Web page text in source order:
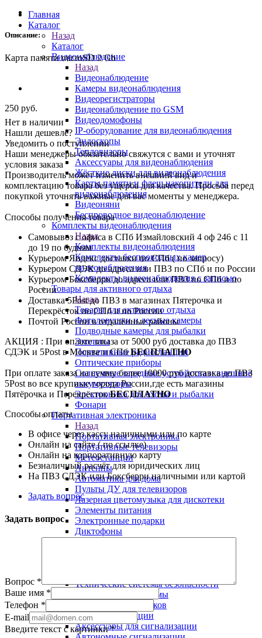
Главная
Каталог
Назад
Каталог
Видеонаблюдение
Назад
Видеонаблюдение
Камеры видеонаблюдения
Видеорегистраторы
Видеонаблюдение по GSM
Видеодомофоны
IP-оборудование для видеонаблюдения
Эндоскопы
Тепловизоры
Аксессуары для видеонаблюдения
Жёсткие диски для видеонаблюдения
Карты памяти и флеш накопители для
видеонаблюдения
Видеоняни
Беспроводное видеонаблюдение
Комплекты видеонаблюдения
Назад
Комплекты видеонаблюдения
Комплекты беспроводных камер
видеонаблюдения
Комплекты видеонаблюдения с записью
Товары для активного отдыха
Назад
Товары для активного отдыха
Фотоловушки и лесные камеры
Подводные камеры для рыбалки
Эхолоты
Портативные радиостанции
Оптические приборы
Солнечные зарядные устройства и внешние
аккумуляторы
Электроника для охоты и рыбалки
Фонари
Портативная электроника
Назад
Портативная электроника
Портативные телевизоры
Метеостанции
Антенны
Автоматика для дома
Пульты ДУ для телевизоров
Лазерная цветомузыка для дискотеки
Элементы питания
Электронные подарки
Диктофоны
Технические системы безопасности
Антикражные системы
Обнаружители жучков
GSM сигнализации
Аксессуары для сигнализации
Описание:
Карта памяти microSD 2 Gb
250 руб.
Нет в наличии
Нашли дешевле?
Уведомить о поступлении
Наши менеджеры обязательно свяжутся с вами и уточнят
условия заказа
Производитель может изменить внешний вид и
комплектацию товара без ущерба для качества. Просьба перед
покупкой уточнять важные для вас моменты у менеджера.
Способы получения товара
Самовывоз с офиса в СПб Измайловский 4 оф 246 с 11
до 19 по будням
Курьером Яндекс доставки по СПб ( по запросу)
Курьером СДЭК до адреса или ПВЗ по СПб и по России
Курьером Боксберри до адреса или ПВЗ по СПб и по
России
Доставка 5Post до ПВЗ в магазинах Пятерочка и
Перекрёсток по СПб и по России
Почтой России в отдалённые районы
АКЦИЯ : При оплате заказа от 5000 руб доставка до ПВЗ
СДЭК и 5Post в Москве и СПбБЕСПЛАТНО
При оплате заказа на сумму более 10000 руб доставка до ПВЗ
5Post во все крупные города России,где есть магазины
Пятёрочка и ПерекрёстокБЕСПЛАТНО
Способы оплаты
В офисе через кассу наличными или по карте
Онлайн на сайте ( по ссылке)
Онлайн на корпоративную карту
Безналичный расчёт для юридических лиц
На ПВЗ СДЭК или Боксберри наличными или картой
Задать вопрос
Задать вопрос
Вопрос *
Ваше имя *
Телефон *
E-mail
Введите текст с картинки*